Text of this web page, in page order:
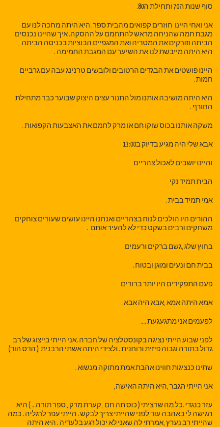
סוף שנות ה70 ותחילת ה80.
אני ואחי היינו חוזרים קפואים מהבית ספר .היא היתה מחכה לנו עם
מגבת חמה שהניחה מראש להתחמם על ההסקה. איך שהיינו נכנסים
הביתה וזורקים את המטריה ואת המגפיים הבוציות בכניסה הביתה ,
היא היתה מייבשת לנו את השיער עם המגבת החמימה .
היינו פושטים את הבגדים הרטובים ולובשים טרנינג עבה עם גרביים
חמות .
היא היתה מושיבה אותנו מול התנור עצים היצוק שבוער כבר מתחילת
החורף .
משקה אותנו בכוס שוקו חם או מרק לחמם את האצבעות הקפואות .
אבא שלי היה מגיע בדיוק ב13:00
והיינו יושבים לאכול צהריים
הבית תמיד נקי
אמי תמיד בבית .
ההורים היו הולכים לנוח בצהריים ואנחנו היינו עושים שעורים צוחקים
משחקים ורבים בשקט כדי לא להעיר אותם .
בחוץ שלג ,גשם ברקים ורעמים
בבית חם ונעים ומוגן ובטוח .
פעם התפקידים היו יותר ברורים
אמא היתה אמא ,אבא היה אבא .
לפעמים אני מתגעגעת ….
לפני שבוע הייתי נציגה בקונסטלציה של חברה .אני הייתי בייצוג של רב
גדול בתורה וגבוה פיזית ורוחנית . ולצידי היתה אשתי הרבנית ( הדס הוד)
שתינו כנציגות חווינו אהבת אמת מתוקה מנשוא .
אני הייתי הגבר ,היא היתה האישה,
עזר כנגדי .כל מה שרציתי ( כוס תה חם , קערת מרק , ספר תורה… ) היא
הגישה לי באהבה עוד לפני שהייתי צריך לבקש . הייתי עפר לרגליה . כמה
שהייתי רב נערץ ,אמרתי לה שאני לא יכול רגע בלעדיה . היא היתה